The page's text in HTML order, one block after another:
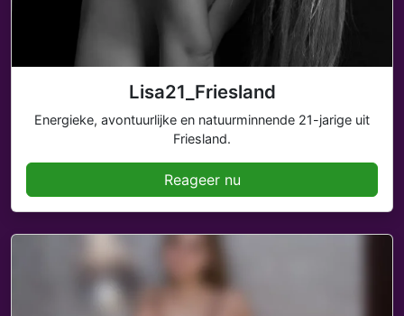
Lisa21_Friesland
Energieke, avontuurlijke en natuurminnende 21-jarige uit
Friesland.
Reageer nu